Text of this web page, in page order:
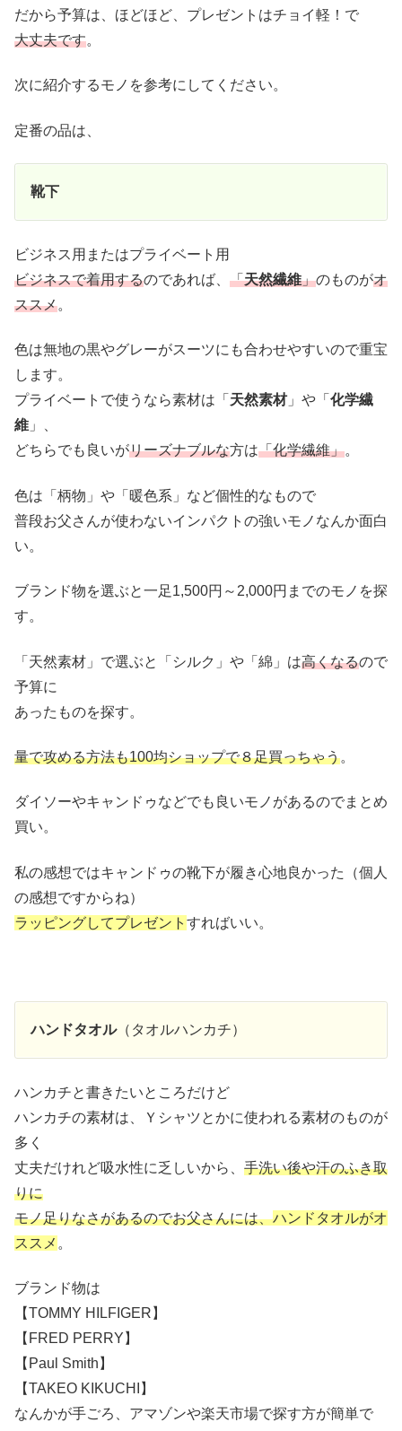
だから予算は、ほどほど、プレゼントはチョイ軽！で
大丈夫です。
次に紹介するモノを参考にしてください。
定番の品は、
靴下
ビジネス用またはプライベート用
ビジネスで着用するのであれば、 「天然繊維」のものがオ
ススメ。
色は無地の黒やグレーがスーツにも合わせやすいので重宝
します。
プライベートで使うなら素材は「 天然素材」や「 化学繊
維 」、
どちらでも良いがリーズナブルな方は「化学繊維」。
色は「柄物」や「暖色系」など個性的なもので
普段お父さんが使わないインパクトの強いモノなんか面白
い。
ブランド物を選ぶと一足1,500円～2,000円までのモノを探
す。
「天然素材」で選ぶと「シルク」や「綿」は高くなるので
予算に
あったものを探す。
量で攻める方法も100均ショップで８足買っちゃう。
ダイソーやキャンドゥなどでも良いモノがあるのでまとめ
買い。
私の感想ではキャンドゥの靴下が履き心地良かった（個人
の感想ですからね）
ラッピングしてプレゼント すればいい。
ハンドタオル（タオルハンカチ）
ハンカチと書きたいところだけど
ハンカチの素材は、Ｙシャツとかに使われる素材のものが
多く
丈夫だけれど吸水性に乏しいから、 手洗い後や汗のふき取
りに
モノ足りなさがあるのでお父さんには、ハンドタオルがオ
ススメ 。
ブランド物は
【TOMMY HILFIGER】
【FRED PERRY】
【Paul Smith】
【TAKEO KIKUCHI】
なんかが手ごろ、アマゾンや楽天市場で探す方が簡単で